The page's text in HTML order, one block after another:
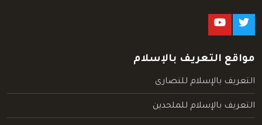
مواقع التعريف بالإسلام
التعريف بالإسلام للنصارى
التعريف بالإسلام للملحدين